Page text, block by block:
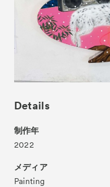
- Public Program
Talks トークイ
キッ
Special
Associated
Partners
Details
制作年
2022
メディア
Painting